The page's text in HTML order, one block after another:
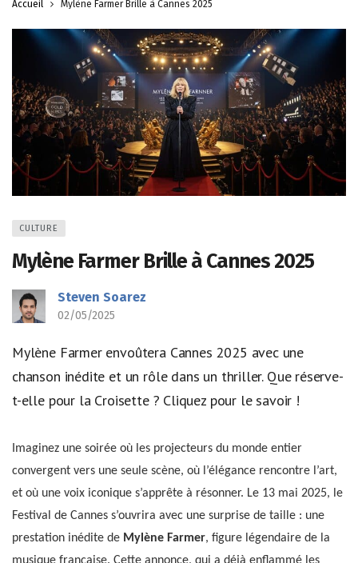
Accueil Mylène Farmer Brille à Cannes 2025
CULTURE
Mylène Farmer Brille à Cannes 2025
Steven Soarez
02/05/2025
Mylène Farmer envoûtera Cannes 2025 avec une
chanson inédite et un rôle dans un thriller. Que réserve-
t-elle pour la Croisette ? Cliquez pour le savoir !
Imaginez une soirée où les projecteurs du monde entier
convergent vers une seule scène, où l’élégance rencontre l’art,
et où une voix iconique s’apprête à résonner. Le 13 mai 2025, le
Festival de Cannes s’ouvrira avec une surprise de taille : une
prestation inédite de Mylène Farmer, figure légendaire de la